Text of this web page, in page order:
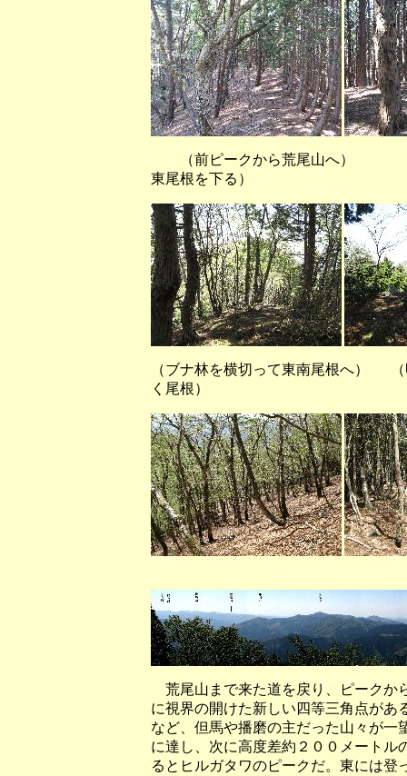
（前ピークから荒尾山
東尾根を下る）
（ブナ林を横切って東南尾根へ）
く尾根）
荒尾山まで来た道を戻り、ピークか
に視界の開けた新しい四等三角点があ
など、但馬や播磨の主だった山々が一
に達し、次に高度差約２００メートル
るとヒルガタワのピークだ。東には